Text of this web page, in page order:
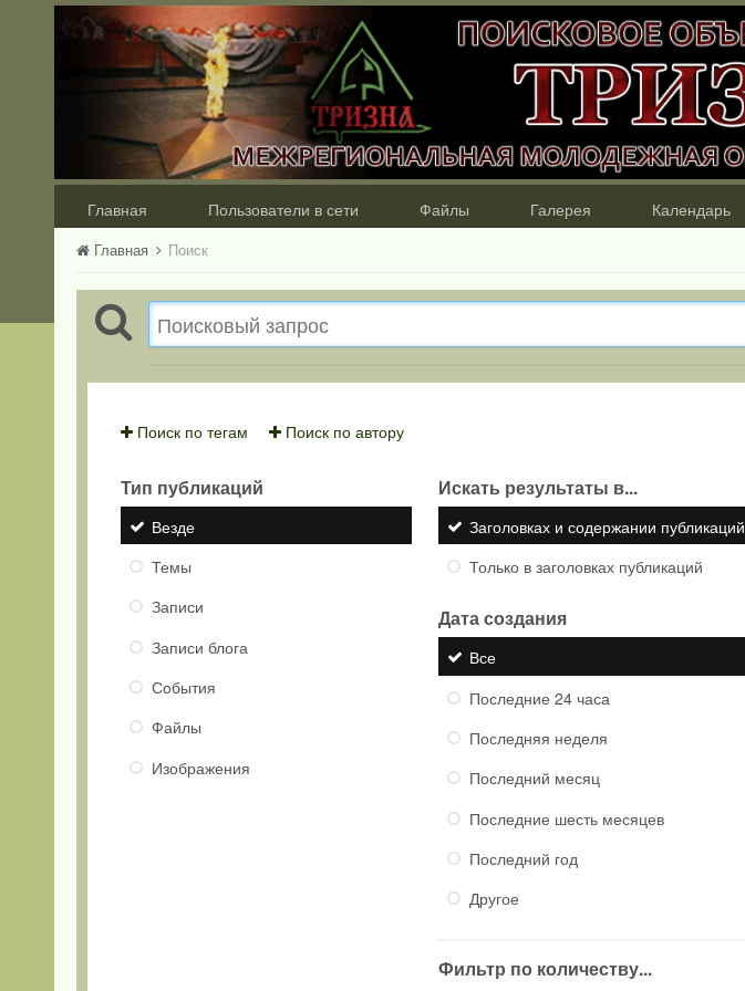
Главная Пользователи в сети Файлы Галерея Календарь
Главная Поиск
Поиск по тегам Поиск по автору
Тип публикаций
Везде
Темы
Записи
Записи блога
События
Файлы
Изображения
Искать результаты в...
Заголовках и содержании публикаций
Только в заголовках публикаций
Дата создания
Все
Последние 24 часа
Последняя неделя
Последний месяц
Последние шесть месяцев
Последний год
Другое
Фильтр по количеству...